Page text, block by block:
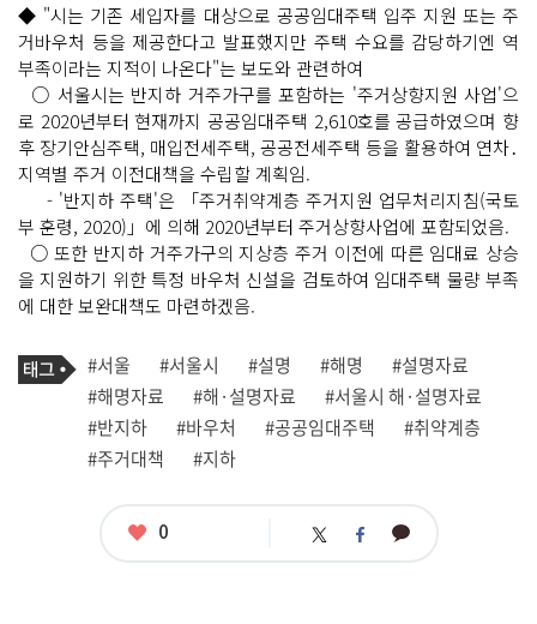
◆ "시는 기존 세입자를 대상으로 공공임대주택 입주 지원 또는 주
거바우처 등을 제공한다고 발표했지만 주택 수요를 감당하기엔 역
부족이라는 지적이 나온다"는 보도와 관련하여
○ 서울시는 반지하 거주가구를 포함하는 '주거상향지원 사업'으
로 2020년부터 현재까지 공공임대주택 2,610호를 공급하였으며 향
후 장기안심주택, 매입전세주택, 공공전세주택 등을 활용하여 연차․
지역별 주거 이전대책을 수립할 계획임.
- '반지하 주택'은 「주거취약계층 주거지원 업무처리지침(국토
부 훈령, 2020)」에 의해 2020년부터 주거상향사업에 포함되었음.
○ 또한 반지하 거주가구의 지상층 주거 이전에 따른 임대료 상승
을 지원하기 위한 특정 바우처 신설을 검토하여 임대주택 물량 부족
에 대한 보완대책도 마련하겠음.
기
사
관
련
태
그
태
그
#서울 #서울시 #설명 #해명
#설명자료
#해명자료
#해·설명자료
#서울시 해·설명자료
#반지하
#바우처 #공공임대주택
#취약계층
#주거대책
#지하
좋
0 트 페 카